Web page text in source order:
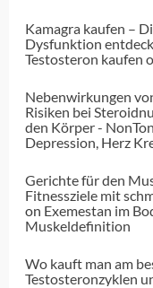
Kamagra kaufen –
Dysfunktion
Testosteron kaufen
Nebenwirkungen
Risiken bei
den Körper -
Depression, Herz
Gerichte für den
Fitnessziele mit
on Exemestan im
Muskeldefinition
Wo kauft man am
Testosteronzyklen